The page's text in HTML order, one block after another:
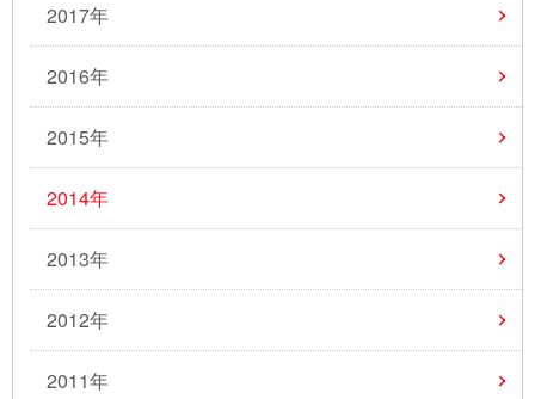
2017年
2016年
2015年
2014年
2013年
2012年
2011年